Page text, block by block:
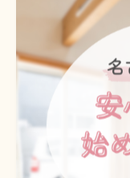
ーズに合わせ
用でも不安な
また、単発サ
ビス内容が説
金の心配が少
「初回でもス